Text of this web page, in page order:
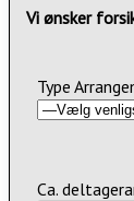
Vi ønsker
Type
Ca.